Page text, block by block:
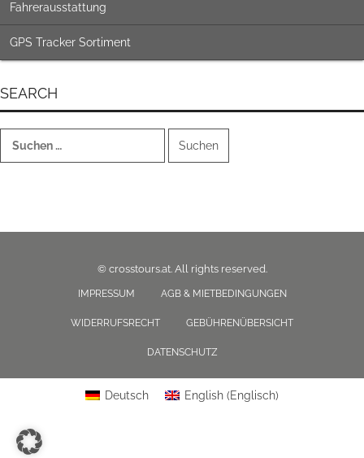
Fahrerausstattung
GPS Tracker Sortiment
SEARCH
nach:
© crosstours.at. All rights reserved.
IMPRESSUM AGB & MIETBEDINGUNGEN
WIDERRUFSRECHT GEBÜHRENÜBERSICHT
DATENSCHUTZ
Deutsch English(Englisch)